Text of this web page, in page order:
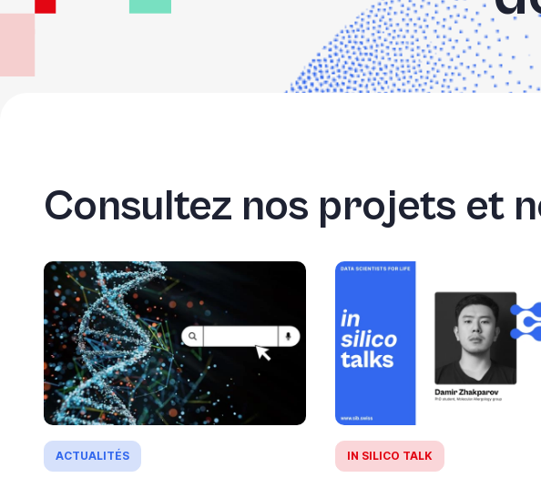
Consultez nos projets et
ACTUALITÉS IN SILICO TALK